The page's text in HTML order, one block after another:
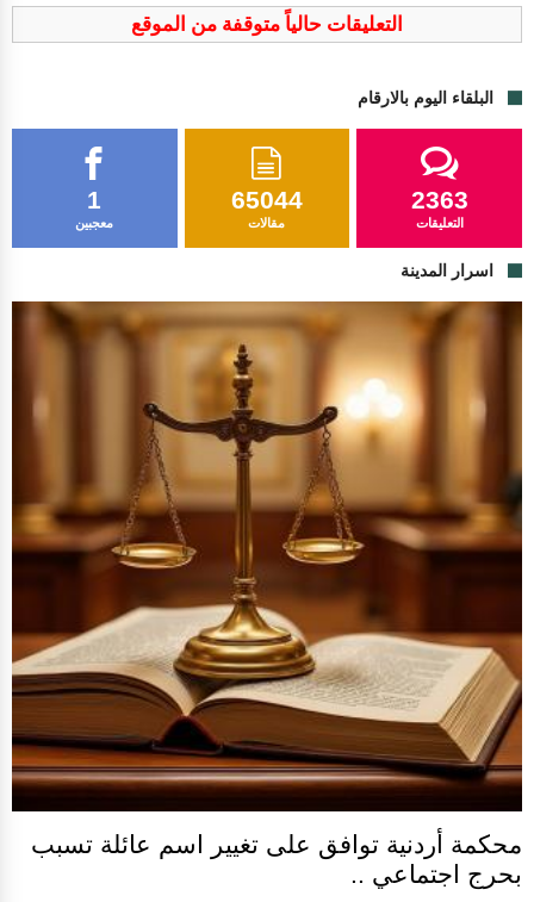
التعليقات حالياً متوقفة من الموقع
البلقاء اليوم بالارقام
1
معجبين
65044
مقالات
2363
التعليقات
اسرار المدينة
محكمة أردنية توافق على تغيير اسم عائلة تسبب
بحرج اجتماعي ..